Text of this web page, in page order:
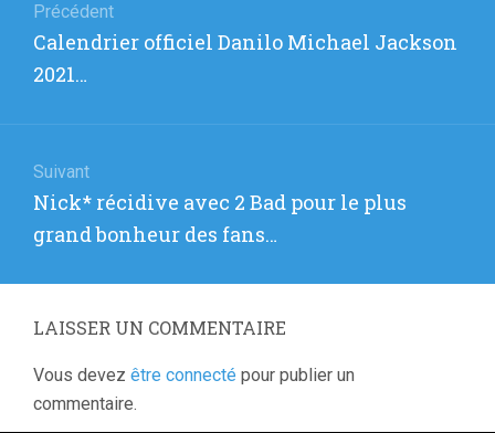
de
l’article
Précédent
Article
précédent
Calendrier officiel Danilo Michael Jackson
2021…
Suivant
Article
suivant
Nick* récidive avec 2 Bad pour le plus
grand bonheur des fans…
LAISSER UN COMMENTAIRE
Vous devez être connecté pour publier un
commentaire.